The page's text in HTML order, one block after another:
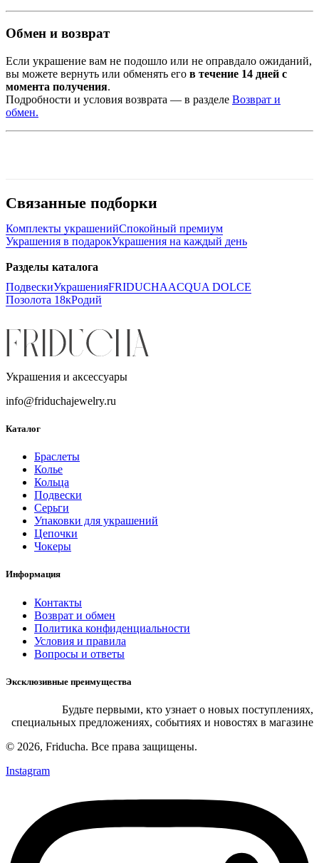
Обмен и возврат
Если украшение вам не подошло или не оправдало ожиданий,
вы можете вернуть или обменять его в течение 14 дней с
момента получения.
Подробности и условия возврата — в разделе Возврат и
обмен.
Связанные подборки
Комплекты украшенийСпокойный премиум
Украшения в подарокУкрашения на каждый день
Разделы каталога
ПодвескиУкрашенияFRIDUCHAACQUA DOLCE
Позолота 18кРодий
Украшения и аксессуары
info@friduchajewelry.ru
Каталог
Браслеты
Колье
Кольца
Подвески
Серьги
Упаковки для украшений
Цепочки
Чокеры
Информация
Контакты
Возврат и обмен
Политика конфиденциальности
Условия и правила
Вопросы и ответы
Эксклюзивные преимущества
Будьте первыми, кто узнает о новых поступлениях,
специальных предложениях, событиях и новостях в магазине
© 2026, Friducha. Все права защищены.
Instagram